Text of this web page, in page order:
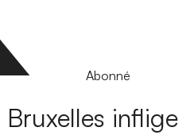
Abonné
inflige